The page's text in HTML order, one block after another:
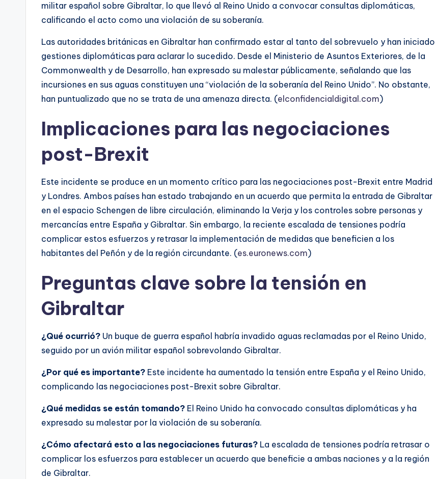
militar español sobre Gibraltar, lo que llevó al Reino Unido a convocar consultas diplomáticas,
calificando el acto como una violación de su soberanía.
Las autoridades británicas en Gibraltar han confirmado estar al tanto del sobrevuelo y han iniciado
gestiones diplomáticas para aclarar lo sucedido. Desde el Ministerio de Asuntos Exteriores, de la
Commonwealth y de Desarrollo, han expresado su malestar públicamente, señalando que las
incursiones en sus aguas constituyen una “violación de la soberanía del Reino Unido”. No obstante,
han puntualizado que no se trata de una amenaza directa. (elconfidencialdigital.com)
Implicaciones para las negociaciones
post-Brexit
Este incidente se produce en un momento crítico para las negociaciones post-Brexit entre Madrid
y Londres. Ambos países han estado trabajando en un acuerdo que permita la entrada de Gibraltar
en el espacio Schengen de libre circulación, eliminando la Verja y los controles sobre personas y
mercancías entre España y Gibraltar. Sin embargo, la reciente escalada de tensiones podría
complicar estos esfuerzos y retrasar la implementación de medidas que beneficien a los
habitantes del Peñón y de la región circundante. (es.euronews.com)
Preguntas clave sobre la tensión en
Gibraltar
¿Qué ocurrió? Un buque de guerra español habría invadido aguas reclamadas por el Reino Unido,
seguido por un avión militar español sobrevolando Gibraltar.
¿Por qué es importante? Este incidente ha aumentado la tensión entre España y el Reino Unido,
complicando las negociaciones post-Brexit sobre Gibraltar.
¿Qué medidas se están tomando? El Reino Unido ha convocado consultas diplomáticas y ha
expresado su malestar por la violación de su soberanía.
¿Cómo afectará esto a las negociaciones futuras? La escalada de tensiones podría retrasar o
complicar los esfuerzos para establecer un acuerdo que beneficie a ambas naciones y a la región
de Gibraltar.